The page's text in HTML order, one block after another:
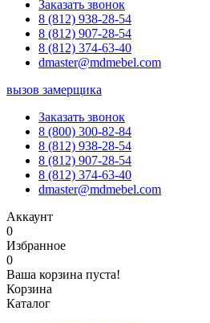
Заказать звонок
8 (812) 938-28-54
8 (812) 907-28-54
8 (812) 374-63-40
dmaster@mdmebel.com
вызов замерщика
Заказать звонок
8 (800) 300-82-84
8 (812) 938-28-54
8 (812) 907-28-54
8 (812) 374-63-40
dmaster@mdmebel.com
Аккаунт
0
Избранное
0
Ваша корзина пуста!
Корзина
Каталог